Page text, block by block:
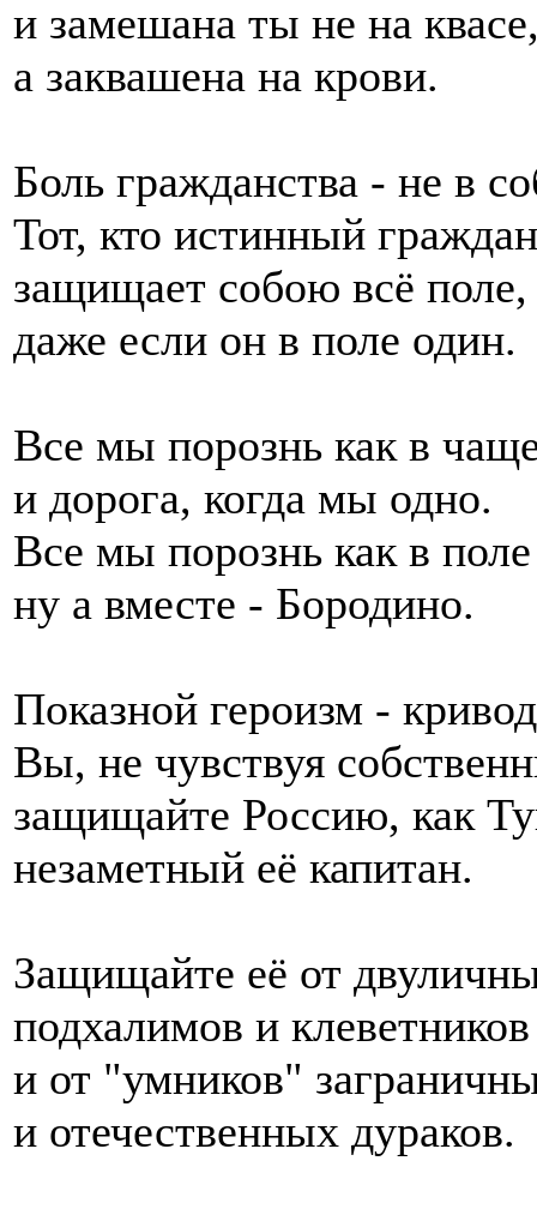
и замешана ты не на
а заквашена на крови.
Боль гражданства - не в
Тот, кто истинный
защищает собою всё поле,
даже если он в поле один.
Все мы порознь как в
и дорога, когда мы одно.
Все мы порознь как в
ну а вместе - Бородино.
Показной героизм -
Вы, не чувствуя
защищайте Россию, как
незаметный её капитан.
Защищайте её от
подхалимов и клеветников
и от "умников"
и отечественных дураков.